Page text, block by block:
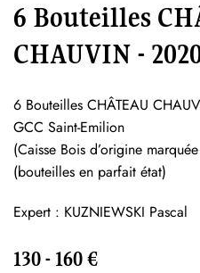
6 Bouteilles
CHAUVIN -
6 Bouteilles CHÂTEAU
GCC Saint-Emilion
(Caisse Bois d’origine
(bouteilles en parfait état)
Expert : KUZNIEWSKI Pascal
130 - 160 €